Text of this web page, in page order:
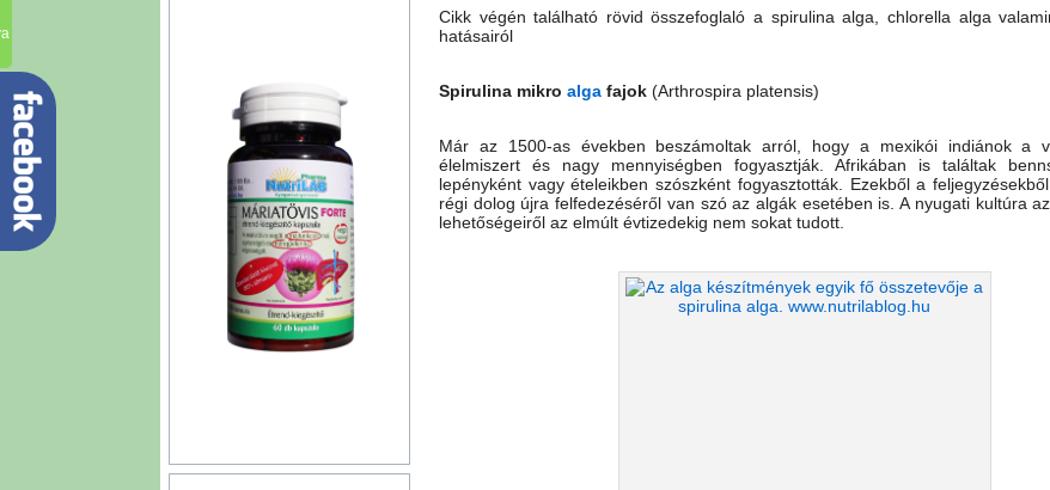
Cikk végén található rövid összefoglaló a spirulina alga, chlorella alga
hatásairól
Spirulina mikro alga fajok (Arthrospira platensis)
Már az 1500-as években beszámoltak arról, hogy a mexikói indiánok a
élelmiszert és nagy mennyiségben fogyasztják. Afrikában is találtak
lepényként vagy ételeikben szószként fogyasztották. Ezekből a
régi dolog újra felfedezéséről van szó az algák esetében is. A nyugati kultúra
lehetőségeiről az elmúlt évtizedekig nem sokat tudott.